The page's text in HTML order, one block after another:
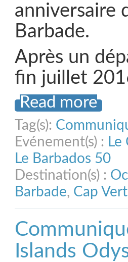
anniversaire
Barbade.
Après un
fin juillet
Read more
Tag(s):
Evénement(s) : Le
Le Barbados 50
Destination(s) :
Barbade, Cap Vert
Islands